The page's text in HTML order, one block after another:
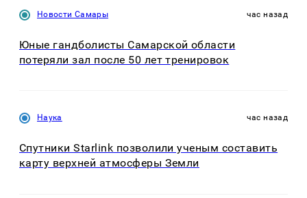
Новости Самары час назад
Юные гандболисты Самарской области
потеряли зал после 50 лет тренировок
Наука час назад
Спутники Starlink позволили ученым составить
карту верхней атмосферы Земли